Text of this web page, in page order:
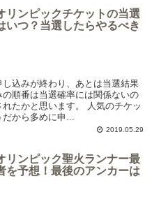
リンピックチケットの当選
いつ？当選したらやるべき
込みが終わり、あとは当選結果
順番は当選確率には関係ないの
たかと思います。 人気のチケッ
から多めに申...
2019.05.29
リンピック聖火ランナー最
を予想！最後のアンカーは